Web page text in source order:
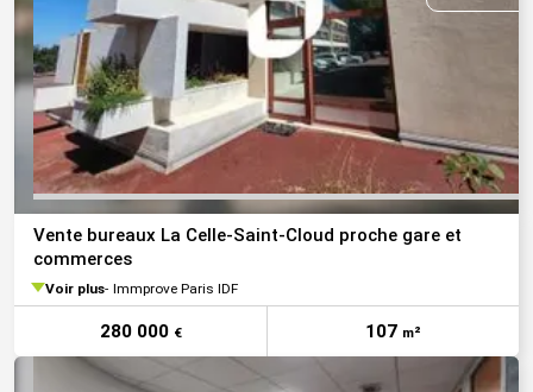
Vente bureaux La Celle-Saint-Cloud proche gare et
commerces
Voir plus Immprove Paris IDF
280 000 € 107 m²